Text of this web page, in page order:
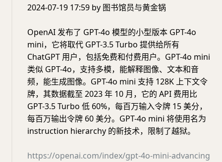
2024-07-19 17:59 by 图书馆员与黄金锅
OpenAI 发布了 GPT-4o 模型的小型版本 GPT-4o
mini，它将取代 GPT-3.5 Turbo 提供给所有
ChatGPT 用户，包括免费和付费用户。GPT-4o mini
类似 GPT-4o，支持多模，能解释图像、文本和音
频，能生成图像。GPT-4o mini 支持 128K 上下文令
牌，其数据截至 2023 年 10 月，它的 API 费用比
GPT-3.5 Turbo 低 60%，每百万输入令牌 15 美分，
每百万输出令牌 60 美分。GPT-4o mini 将使用名为
instruction hierarchy 的新技术，限制了越狱。
https://openai.com/index/gpt-4o-mini-advancing